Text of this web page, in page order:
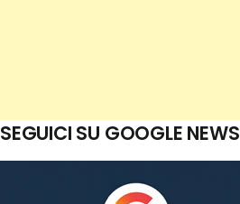
SEGUICI SU GOOGLE NEWS